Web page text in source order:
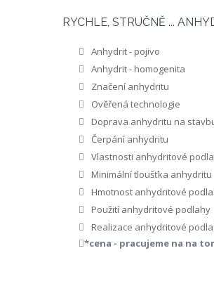
RYCHLE, STRUČNĚ ...
Anhydrit - pojivo
Anhydrit - homogenita
Značení anhydritu
Ověřená technologie
Doprava anhydritu na
Čerpání anhydritu
Vlastnosti anhydritové
Minimální tloušťka anhydritu
Hmotnost anhydritové
Použití anhydritové podlahy
Realizace anhydritové
*cena - pracujeme na na